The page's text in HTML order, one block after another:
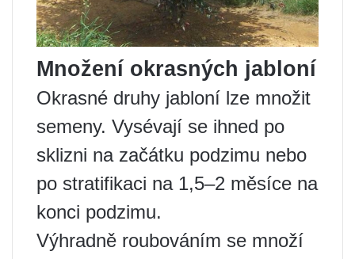
Množení okrasných jabloní
Okrasné druhy jabloní lze množit
semeny. Vysévají se ihned po
sklizni na začátku podzimu nebo
po stratifikaci na 1,5–2 měsíce na
konci podzimu.
Výhradně roubováním se množí